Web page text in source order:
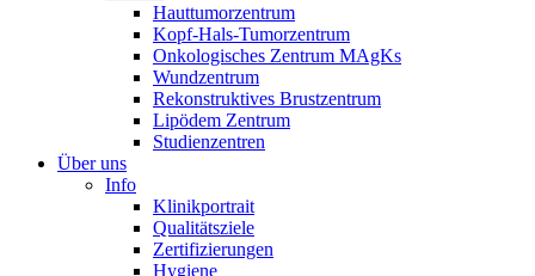
Hauttumorzentrum
Kopf-Hals-Tumorzentrum
Onkologisches Zentrum MAgKs
Wundzentrum
Rekonstruktives Brustzentrum
Lipödem Zentrum
Studienzentren
Über uns
Info
Klinikportrait
Qualitätsziele
Zertifizierungen
Hygiene